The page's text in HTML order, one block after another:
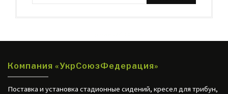
Компания «УкрСоюзФедерация»
Поставка и установка стадионные сидений, кресел для трибун,